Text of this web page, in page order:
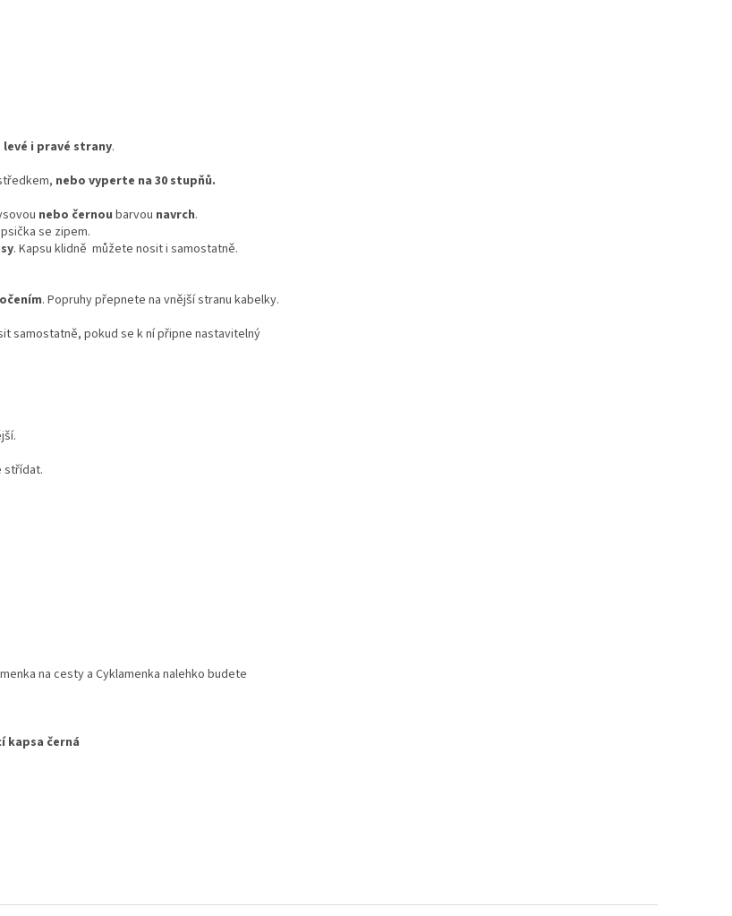
levé i pravé strany.
nebo vyperte na 30 stupňů.
nebo černou barvou navrch.
se zipem.
. Kapsu klidně můžete nosit i samostatně.
. Popruhy přepnete na vnější stranu kabelky.
samostatně, pokud se k ní připne nastavitelný
střídat.
na cesty a Cyklamenka nalehko budete
kapsa černá